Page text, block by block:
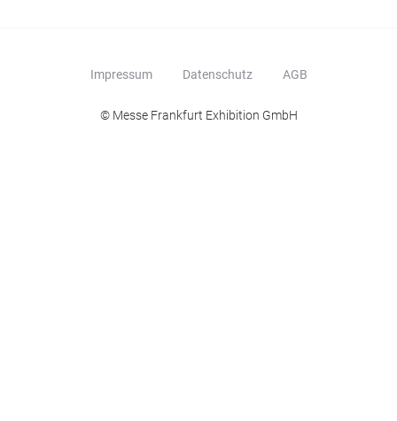
Impressum Datenschutz AGB
© Messe Frankfurt Exhibition GmbH